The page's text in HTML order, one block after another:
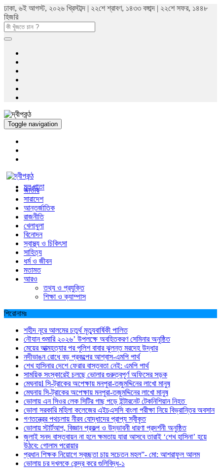
ঢাকা, ৬ই আগস্ট, ২০২৬ খ্রিস্টাব্দ | ২২শে শ্রাবণ, ১৪৩৩ বঙ্গাব্দ | ২২শে সফর, ১৪৪৮
হিজরি
Toggle navigation
মুল পাতা
জাতীয়
সারাদেশ
আন্তর্জাতিক
রাজনীতি
খেলাধুলা
বিনোদন
স্বাস্থ্য ও চিকিৎসা
সাহিত্য
ধর্ম ও জীবন
মতামত
আরও
তথ্য ও প্রযুক্তি
শিক্ষা ও ক্যাম্পাস
শিরোনামঃ
শহীদ নূরে আলমের চতুর্থ মৃত্যুবার্ষিকী পালিত
নৌযান শুমারি ২০২৬’ উপলক্ষে অবহিতকরণ সেমিনার অনুষ্ঠিত
মেয়ের আত্মহত্যার পর পুলিশ বাবার ঝুলন্ত মরদেহ উদ্ধার
নদীভাঙন রোধে বড় প্রকল্পের আশ্বাস-এমপি পার্থ
শেখ হাসিনার দেশে ফেরার বাস্তবতা নেই: এমপি পার্থ
সাময়িক সংস্কারেই চলছে ভোলার গুরুত্বপূর্ণ অফিসের সড়ক
মেঘনায়l সি-ট্রাকের অপেক্ষায় মনপুরা-তজুমদ্দিনের লাখো মানুষ
মেঘনায় সি-ট্রাকের অপেক্ষায় মনপুরা-তজুমদ্দিনের লাখো মানুষ
ভোলায় এন সিওর লেক সিটির গাছ পড়ে ইন্টারনেট টেকনিশিয়ান নিহত
ভোলা সরকারি মহিলা কলেজের এইচএসসি বাংলা পরীক্ষা নিয়ে বিভ্রান্তির অবসান
গণতন্ত্রের পথচলায় নীরব যোদ্ধাদের প্রাপ্য স্বীকৃত
ভোলায় স্টার্টআপ, বিজ্ঞান প্রকল্প ও উদ্ভাবনী ধারণা প্রদর্শনী অনুষ্ঠিত
জুলাই সনদ বাস্তবায়ন না হলে ক্ষমতায় যারা আসবে তারাই ‘শেখ হাসিনা’ হয়ে
উঠবে: গোলাম পরোয়ার
প্রধান শিক্ষক নিয়োগে স্বচ্ছতা চায় সচেতন মহল”- মো: আশরাফুল আলম
ভোলায় চর দখলকে কেন্দ্র করে গুলিবিদ্ধ-১